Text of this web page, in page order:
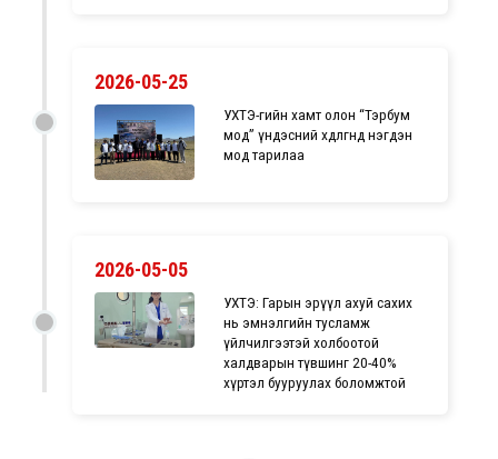
2026-05-25
УХТЭ-гийн хамт олон “Тэрбум
мод” үндэсний хөдөлгөөнд нэгдэн
мод тарилаа
2026-05-05
УХТЭ: Гарын эрүүл ахуй сахих
нь эмнэлгийн тусламж
үйлчилгээтэй холбоотой
халдварын түвшинг 20-40%
хүртэл бууруулах боломжтой